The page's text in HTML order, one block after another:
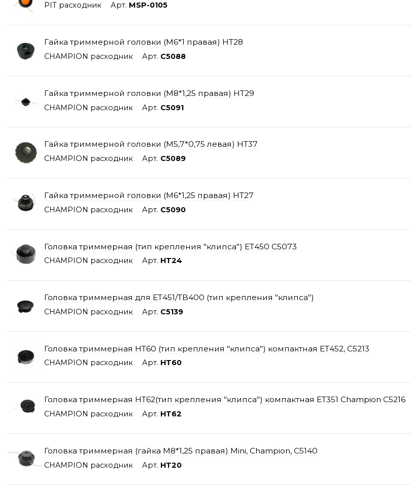
PIT расходник Арт. MSP-0105
Гайка триммерной головки (М6*1 правая) НТ28
CHAMPION расходник Арт. C5088
Гайка триммерной головки (М8*1,25 правая) HT29
CHAMPION расходник Арт. C5091
Гайка триммерной головки (М5,7*0,75 левая) НТ37
CHAMPION расходник Арт. C5089
Гайка триммерной головки (М6*1,25 правая) НТ27
CHAMPION расходник Арт. C5090
Головка триммерная (тип крепления "клипса") ЕТ450 С5073
CHAMPION расходник Арт. HT24
Головка триммерная для ЕТ451/TB400 (тип крепления "клипса")
CHAMPION расходник Арт. C5139
Головка триммерная HT60 (тип крепления "клипса") компактная ЕТ452, C5213
CHAMPION расходник Арт. HT60
Головка триммерная HT62(тип крепления "клипса") компактная ET351 Champion C5216
CHAMPION расходник Арт. HT62
Головка триммерная (гайка М8*1,25 правая) Mini, Champion, C5140
CHAMPION расходник Арт. HT20